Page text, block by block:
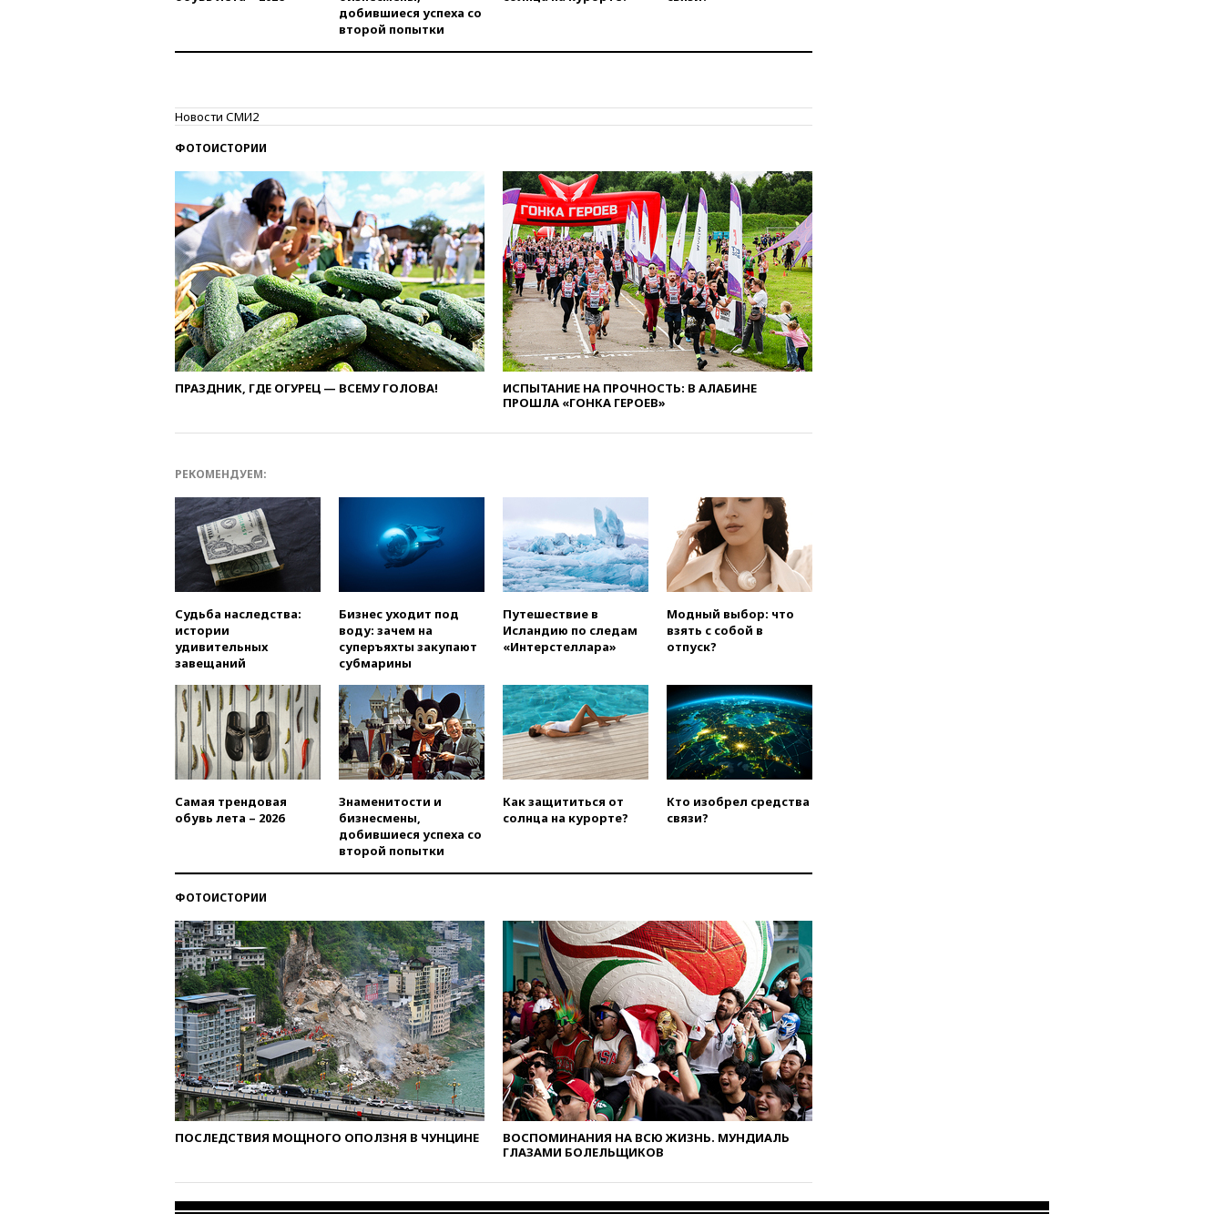
беспилотник, скорее всего,
Иран в атаке на судно
нефтяной компании ADNOC в
вчера, 18:56«Газпром»: объем
газа в европейских подземных
хранилищах достиг
антирекорда
вчера, 18:25 ТАСС: Уиткофф и
Кушнер могут вскоре посетить
Москву и Киев
вчера, 17:43«Тиса» выдвинула
экс-председателя Верховного
суда на пост президента
Венгрии
вчера, 16:50Politico: «Газовая
авантюра Германии ставит под
При атаке БПЛА в
Белгородской области погиб
мирный житель
вчера, 14:54
В Аргентине умер
отец футболиста Лионеля
вчера, 14:43Турция
ограничила судоходство в
вчера, 14:20Генпрокурором
США стал Тодд Бланш
вчера, 13:37Пляжи
Геленджика закрыты из-за
опасности БПЛА
вчера, 13:03 Испания ввела
погранконтроль для
Ильском НПЗ, вызванное
вчера, 11:47Суд оставил под
арестом Rolls-Royce блогера
Лерчек
вчера, 11:07При
столкновении катера и лодки
под Самарой погибли два
человека
вчера, 10:27Движение по
трассе «Новороссия»
восстановлено
вчера, 09:55Силы ПВО
перехватили за утро 85 БПЛА
над территорией РФ
вчера, 09:25Ильский НПЗ на
Кубани загорелся после
падения обломков дрона
добившиеся успеха со
второй попытки
Новости СМИ2
ФОТОИСТОРИИ
ПРАЗДНИК, ГДЕ ОГУРЕЦ — ВСЕМУ ГОЛОВА!
ИСПЫТАНИЕ НА ПРОЧНОСТЬ: В АЛАБИНЕ
ПРОШЛА «ГОНКА ГЕРОЕВ»
РЕКОМЕНДУЕМ:
Судьба наследства:
истории
удивительных
завещаний
Бизнес уходит под
воду: зачем на
суперъяхты закупают
субмарины
Путешествие в
Исландию по следам
«Интерстеллара»
Модный выбор: что
взять с собой в
отпуск?
Самая трендовая
обувь лета – 2026
Знаменитости и
бизнесмены,
добившиеся успеха со
второй попытки
Как защититься от
солнца на курорте?
Кто изобрел средства
связи?
ФОТОИСТОРИИ
ПОСЛЕДСТВИЯ МОЩНОГО ОПОЛЗНЯ В ЧУНЦИНЕ
ВОСПОМИНАНИЯ НА ВСЮ ЖИЗНЬ. МУНДИАЛЬ
ГЛАЗАМИ БОЛЕЛЬЩИКОВ